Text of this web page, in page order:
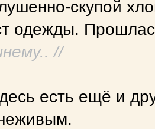
скупой
одежды.
//
есть ещё и